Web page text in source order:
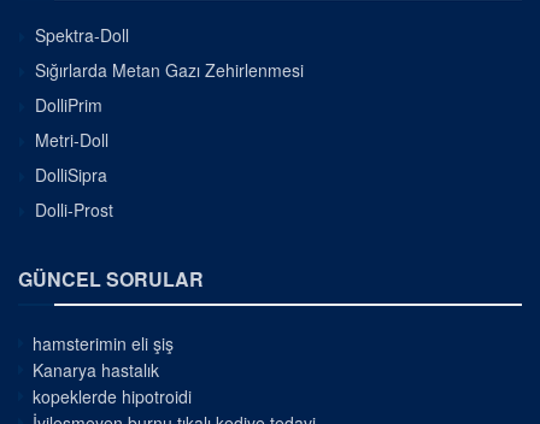
Spektra-Doll
Sığırlarda Metan Gazı Zehirlenmesi
DolliPrim
Metri-Doll
DolliSipra
Dolli-Prost
GÜNCEL SORULAR
hamsterimin eli şiş
Kanarya hastalık
kopeklerde hipotroidi